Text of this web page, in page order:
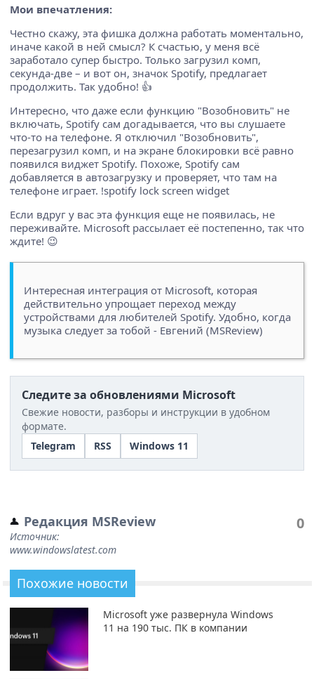
Мои впечатления:
Честно скажу, эта фишка должна работать моментально,
иначе какой в ней смысл? К счастью, у меня всё
заработало супер быстро. Только загрузил комп,
секунда-две – и вот он, значок Spotify, предлагает
продолжить. Так удобно! 👍
Интересно, что даже если функцию "Возобновить" не
включать, Spotify сам догадывается, что вы слушаете
что-то на телефоне. Я отключил "Возобновить",
перезагрузил комп, и на экране блокировки всё равно
появился виджет Spotify. Похоже, Spotify сам
добавляется в автозагрузку и проверяет, что там на
телефоне играет. !spotify lock screen widget
Если вдруг у вас эта функция еще не появилась, не
переживайте. Microsoft рассылает её постепенно, так что
ждите! 😉
Интересная интеграция от Microsoft, которая
действительно упрощает переход между
устройствами для любителей Spotify. Удобно, когда
музыка следует за тобой - Евгений (MSReview)
Следите за обновлениями Microsoft
Свежие новости, разборы и инструкции в удобном
формате.
Telegram
RSS Windows 11
Редакция MSReview
Источник:
www.windowslatest.com
0
Похожие новости
Microsoft уже развернула Windows
11 на 190 тыс. ПК в компании